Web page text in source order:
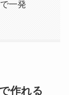
一発
作れる